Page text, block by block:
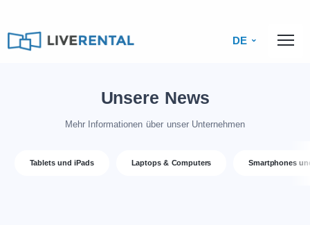
DE
Unsere News
Mehr Informationen über unser Unternehmen
Tablets und iPads Laptops & Computers Smartphones